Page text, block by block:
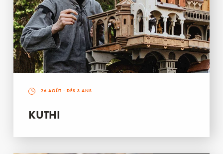
26 AOÛT - DÈS 3 ANS
KUTHI